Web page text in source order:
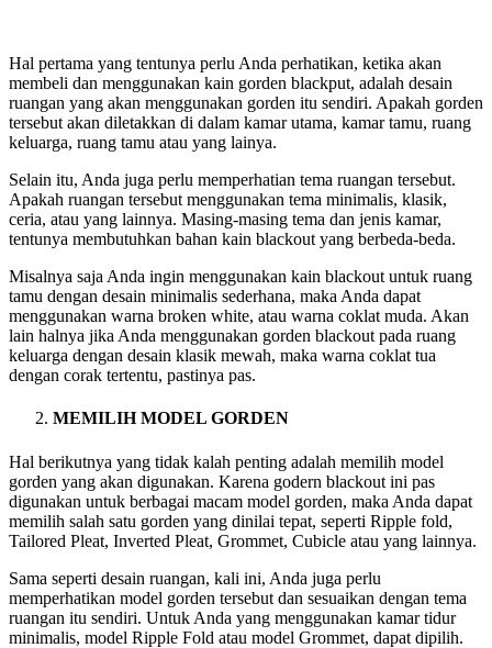
Hal pertama yang tentunya perlu Anda perhatikan, ketika akan
membeli dan menggunakan kain gorden blackput, adalah desain
ruangan yang akan menggunakan gorden itu sendiri. Apakah gorden
tersebut akan diletakkan di dalam kamar utama, kamar tamu, ruang
keluarga, ruang tamu atau yang lainya.
Selain itu, Anda juga perlu memperhatian tema ruangan tersebut.
Apakah ruangan tersebut menggunakan tema minimalis, klasik,
ceria, atau yang lainnya. Masing-masing tema dan jenis kamar,
tentunya membutuhkan bahan kain blackout yang berbeda-beda.
Misalnya saja Anda ingin menggunakan kain blackout untuk ruang
tamu dengan desain minimalis sederhana, maka Anda dapat
menggunakan warna broken white, atau warna coklat muda. Akan
lain halnya jika Anda menggunakan gorden blackout pada ruang
keluarga dengan desain klasik mewah, maka warna coklat tua
dengan corak tertentu, pastinya pas.
MEMILIH MODEL GORDEN
Hal berikutnya yang tidak kalah penting adalah memilih model
gorden yang akan digunakan. Karena godern blackout ini pas
digunakan untuk berbagai macam model gorden, maka Anda dapat
memilih salah satu gorden yang dinilai tepat, seperti Ripple fold,
Tailored Pleat, Inverted Pleat, Grommet, Cubicle atau yang lainnya.
Sama seperti desain ruangan, kali ini, Anda juga perlu
memperhatikan model gorden tersebut dan sesuaikan dengan tema
ruangan itu sendiri. Untuk Anda yang menggunakan kamar tidur
minimalis, model Ripple Fold atau model Grommet, dapat dipilih.